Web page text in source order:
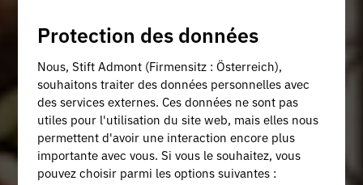
Protection des données
Nous, Stift Admont (Firmensitz : Österreich),
souhaitons traiter des données personnelles avec
des services externes. Ces données ne sont pas
utiles pour l'utilisation du site web, mais elles nous
permettent d'avoir une interaction encore plus
importante avec vous. Si vous le souhaitez, vous
pouvez choisir parmi les options suivantes :